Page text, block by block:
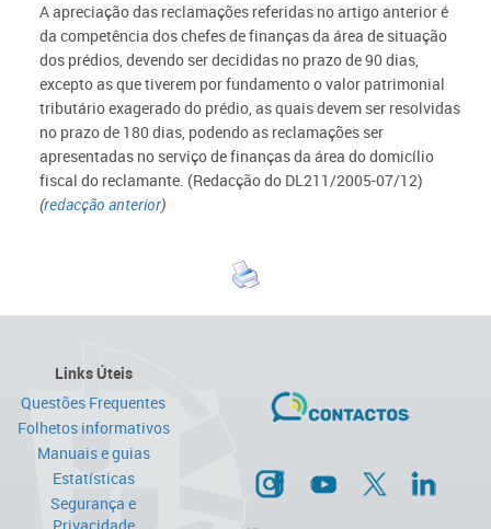
A apreciação das reclamações referidas no artigo anterior é
da competência dos chefes de finanças da área de situação
dos prédios, devendo ser decididas no prazo de 90 dias,
excepto as que tiverem por fundamento o valor patrimonial
tributário exagerado do prédio, as quais devem ser resolvidas
no prazo de 180 dias, podendo as reclamações ser
apresentadas no serviço de finanças da área do domicílio
fiscal do reclamante. (Redacção do DL211/2005-07/12)
(redacção anterior)
Links Úteis
Questões Frequentes
Folhetos informativos
Manuais e guias
Estatísticas
Segurança e